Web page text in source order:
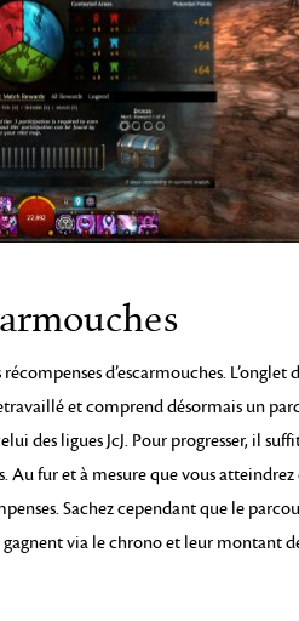
d’escarmouches. L’onglet
et comprend désormais un
des ligues JcJ. Pour progresser, il
Au fur et à mesure que vous atteindrez
Sachez cependant que le
gagnent via le chrono et leur montant